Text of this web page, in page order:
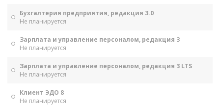
Бухгалтерия предприятия, редакция 3.0
Не планируется
Зарплата и управление персоналом, редакция 3
Не планируется
Зарплата и управление персоналом, редакция 3 LTS
Не планируется
Клиент ЭДО 8
Не планируется